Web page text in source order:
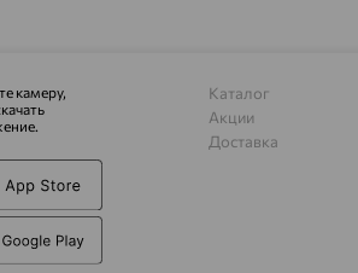
камеру,
Каталог
Акции
Доставка